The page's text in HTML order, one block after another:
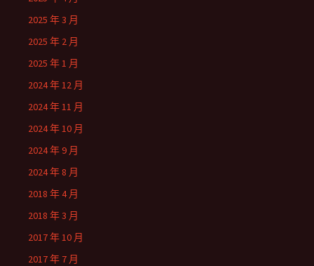
2025 年 3 月
2025 年 2 月
2025 年 1 月
2024 年 12 月
2024 年 11 月
2024 年 10 月
2024 年 9 月
2024 年 8 月
2018 年 4 月
2018 年 3 月
2017 年 10 月
2017 年 7 月